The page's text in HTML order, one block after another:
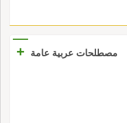
مصطلحات عربية عامة +